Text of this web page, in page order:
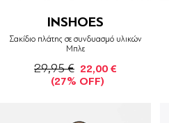
INSHOES
Σακίδιο πλάτης σε συνδυασμό υλικών
Μπλε
29,95 € 22,00 €
(27% OFF)